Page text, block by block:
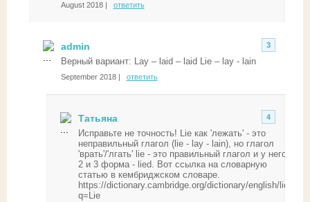
August 2018 | ответить
3
admin
Верный вариант: Lay – laid – laid Lie – lay - lain
September 2018 | ответить
4
Татьяна
Исправьте не точность! Lie как 'лежать' - это
неправильный глагол (lie - lay - lain), но глагол
'врать'/'лгать' lie - это правильный глагол и у него
2 и 3 форма - lied. Вот ссылка на словарную
статью в кембриджском словаре.
https://dictionary.cambridge.org/dictionary/english/lie?
q=Lie